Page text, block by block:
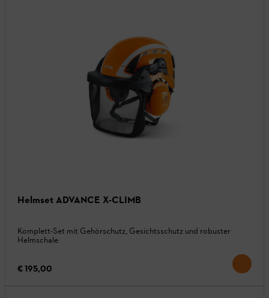
Helmset ADVANCE X-CLIMB
Komplett-Set mit Gehörschutz, Gesichtsschutz und robuster
Helmschale
€ 195,00